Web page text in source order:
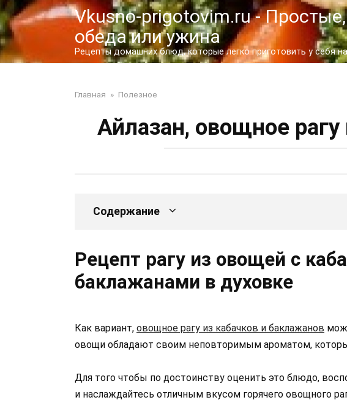
Перейти
к
контенту
Vkusno-prigotovim.ru -
обеда или ужина
Рецепты домашних блюд, которые легко приготовить у себя на
Главная » Полезное
Айлазан, овощное
Содержание
Рецепт рагу из овощей с
баклажанами в духовке
Как вариант, овощное рагу из кабачков и баклажанов
овощи обладают своим неповторимым ароматом,
Для того чтобы по достоинству оценить это блюдо,
и наслаждайтесь отличным вкусом горячего овощного